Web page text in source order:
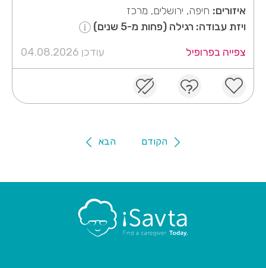
איזורים: חיפה, ירושלים, מרכז
ויזת עבודה: רגילה (פחות מ-5 שנים)
צפייה בפרופיל
עודכן 04.08.2026
הקודם הבא